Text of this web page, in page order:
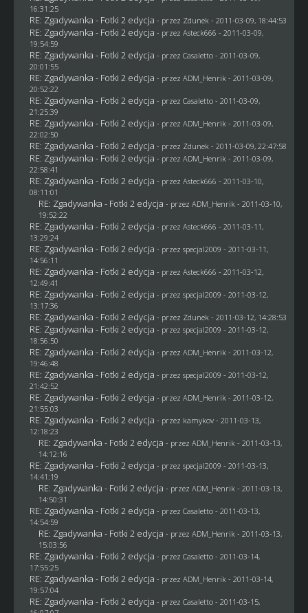
16:31:25
RE: Zgadywanka - Fotki 2 edycja - przez Zdunek- 2011-03-09, 18:44:53
RE: Zgadywanka - Fotki 2 edycja - przez Asteck666 - 2011-03-09,
19:54:59
RE: Zgadywanka - Fotki 2 edycja - przez Casaletto- 2011-03-09,
20:01:55
RE: Zgadywanka - Fotki 2 edycja - przez ADM_Henrik- 2011-03-09,
20:52:22
RE: Zgadywanka - Fotki 2 edycja - przez Casaletto- 2011-03-09,
21:25:39
RE: Zgadywanka - Fotki 2 edycja - przez ADM_Henrik- 2011-03-09,
22:02:50
RE: Zgadywanka - Fotki 2 edycja - przez Zdunek- 2011-03-09, 22:47:58
RE: Zgadywanka - Fotki 2 edycja - przez ADM_Henrik- 2011-03-09,
22:58:41
RE: Zgadywanka - Fotki 2 edycja - przez Asteck666 - 2011-03-10,
08:11:01
RE: Zgadywanka - Fotki 2 edycja - przez ADM_Henrik- 2011-03-10,
19:52:22
RE: Zgadywanka - Fotki 2 edycja - przez Asteck666 - 2011-03-11,
13:29:24
RE: Zgadywanka - Fotki 2 edycja - przez specjal2009 - 2011-03-11,
14:56:11
RE: Zgadywanka - Fotki 2 edycja - przez Asteck666 - 2011-03-12,
12:49:41
RE: Zgadywanka - Fotki 2 edycja - przez specjal2009 - 2011-03-12,
13:17:36
RE: Zgadywanka - Fotki 2 edycja - przez Zdunek- 2011-03-12, 14:28:53
RE: Zgadywanka - Fotki 2 edycja - przez specjal2009 - 2011-03-12,
18:56:50
RE: Zgadywanka - Fotki 2 edycja - przez ADM_Henrik- 2011-03-12,
19:46:48
RE: Zgadywanka - Fotki 2 edycja - przez specjal2009 - 2011-03-12,
21:42:52
RE: Zgadywanka - Fotki 2 edycja - przez ADM_Henrik- 2011-03-12,
21:55:03
RE: Zgadywanka - Fotki 2 edycja - przez kamykov- 2011-03-13,
12:18:23
RE: Zgadywanka - Fotki 2 edycja - przez ADM_Henrik- 2011-03-13,
14:12:16
RE: Zgadywanka - Fotki 2 edycja - przez specjal2009 - 2011-03-13,
14:41:19
RE: Zgadywanka - Fotki 2 edycja - przez ADM_Henrik- 2011-03-13,
14:50:31
RE: Zgadywanka - Fotki 2 edycja - przez Casaletto- 2011-03-13,
14:54:59
RE: Zgadywanka - Fotki 2 edycja - przez ADM_Henrik- 2011-03-13,
15:03:56
RE: Zgadywanka - Fotki 2 edycja - przez Casaletto- 2011-03-14,
17:55:25
RE: Zgadywanka - Fotki 2 edycja - przez ADM_Henrik- 2011-03-14,
19:57:04
RE: Zgadywanka - Fotki 2 edycja - przez Casaletto- 2011-03-15,